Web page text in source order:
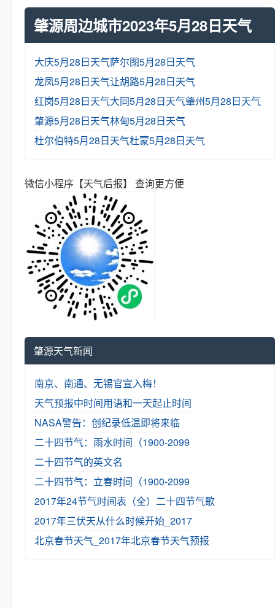
肇源周边城市2023年5月28日天气
大庆5月28日天气萨尔图5月28日天气
龙凤5月28日天气让胡路5月28日天气
红岗5月28日天气大同5月28日天气肇州5月28日天气
肇源5月28日天气林甸5月28日天气
杜尔伯特5月28日天气杜蒙5月28日天气
微信小程序【天气后报】 查询更方便
肇源天气新闻
南京、南通、无锡官宣入梅！
天气预报中时间用语和一天起止时间
NASA警告：创纪录低温即将来临
二十四节气：雨水时间（1900-2099
二十四节气的英文名
二十四节气：立春时间（1900-2099
2017年24节气时间表（全） 二十四节气歌
2017年三伏天从什么时候开始_2017
北京春节天气_2017年北京春节天气预报